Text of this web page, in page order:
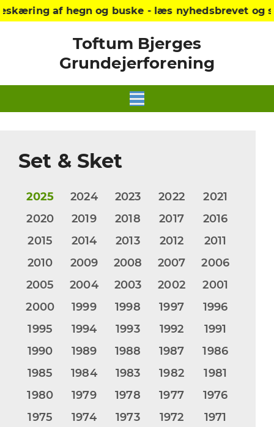
af hegn og buske - læs nyhedsbrevet og
Toftum Bjerges
Grundejerforening
Set & Sket
2025 2024 2023 2022
2021
2020
2019 2018 2017
2016
2015
2014 2013 2012
2011
2010
2009 2008 2007
2006
2005
2004 2003 2002
2001
2000
1999 1998 1997
1996
1995
1994 1993 1992
1991
1990
1989 1988 1987
1986
1985
1984 1983 1982
1981
1980
1979 1978 1977
1976
1975
1974 1973 1972
1971